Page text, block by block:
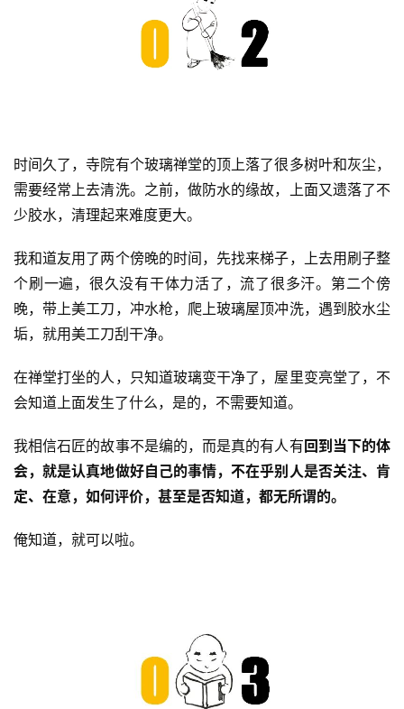
资
八
点
音
时间久了，寺院有个玻璃禅堂的顶上落了很多树叶和灰尘，
需要经常上去清洗。之前，做防水的缘故，上面又遗落了不
少胶水，清理起来难度更大。
我和道友用了两个傍晚的时间，先找来梯子，上去用刷子整
个刷一遍，很久没有干体力活了，流了很多汗。第二个傍
晚，带上美工刀，冲水枪，爬上玻璃屋顶冲洗，遇到胶水尘
垢，就用美工刀刮干净。
在禅堂打坐的人，只知道玻璃变干净了，屋里变亮堂了，不
会知道上面发生了什么，是的，不需要知道。
我相信石匠的故事不是编的，而是真的有人有回到当下的体
会，就是认真地做好自己的事情，不在乎别人是否关注、肯
定、在意，如何评价，甚至是否知道，都无所谓的。
俺知道，就可以啦。